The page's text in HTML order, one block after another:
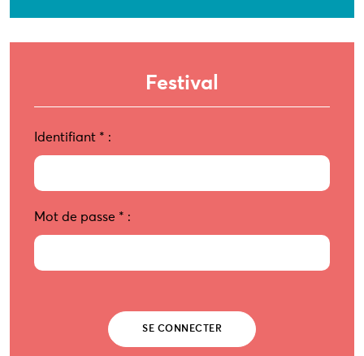
Festival
Identifiant * :
Mot de passe * :